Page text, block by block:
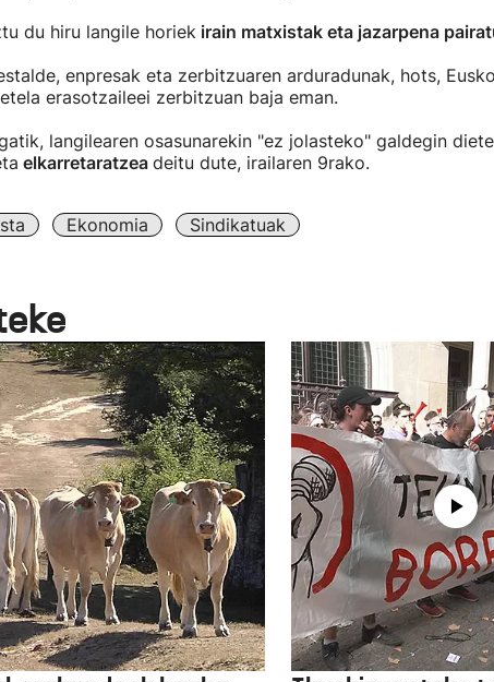
du hiru langile horiekirain matxistak eta jazarpena
enpresak eta zerbitzuaren arduradunak, hots, Eusko
erasotzaileei zerbitzuan baja eman.
langilearen osasunarekin "ez jolasteko" galdegin
elkarretaratzea deitu dute, irailaren 9rako.
Ekonomia Sindikatuak